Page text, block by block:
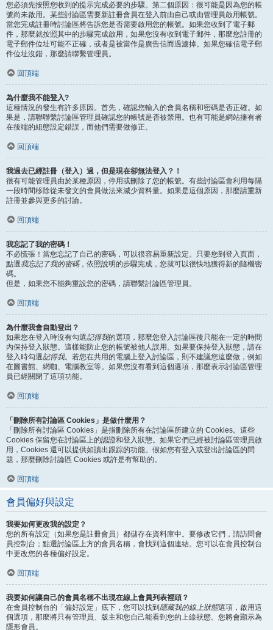
您必須先按照您收到的提示完成必要的步驟。第二個原因：很可能是因為您的帳
號尚未啟用。某些討論區需要新註冊會員在登入前由自己或由管理員啟用帳號。
當您完成註冊時討論區將告訴您是否需要啟用您的帳號。如果您收到了電子郵
件，那麼就按照其中的步驟完成啟用，如果您沒有收到電子郵件，那麼您註冊的
電子郵件位址可能不正確，或者是被當作是廣告信而過濾掉。如果您確信電子郵
件位址沒錯，那麼請聯繫管理員。
回頂端
為什麼我不能登入?
這種情況的發生有許多原因。首先，確認您輸入的會員名稱和密碼是否正確。如
果是，請聯聯繫討論區管理員確認您的帳號是否被禁用。也有可能是網站擁有者
在後端的組態設定錯誤，而他們需要做修正。
回頂端
我過去已經註冊（登入）過，但是現在卻無法登入？！
很有可能管理員由於某種原因，停用或刪除了您的帳號。有些討論區會利用每隔
一段時間移除從未發文的會員做法來減少資料量。如果是這個原因，那麼請重新
註冊並參與更多的討論。
回頂端
我忘記了我的密碼！
不必慌張！當您忘記了自己的密碼，可以很容易重新設定。只要您到登入頁面，
點選我忘記了我的密碼，依照說明的步驟完成，您就可以很快地獲得新的隨機密
碼。
但是，如果您不能夠重設您的密碼，請聯繫討論區管理員。
回頂端
為什麼我會自動登出？
如果您在登入時沒有勾選記得我的選項，那麼您登入討論區後只能在一定的時間
內保持登入狀態。這樣能防止您的帳號被他人誤用。如果要保持登入狀態，請在
登入時勾選記得我。若您在共用的電腦上登入討論區，則不建議您這麼做，例如
在圖書館、網咖、電腦教室等。如果您沒有看到這個選項，那麼表示討論區管理
員已經關閉了這項功能。
回頂端
「刪除所有討論區 Cookies」是做什麼用？
「刪除所有討論區 Cookies」是指刪除所有在討論區所建立的 Cookies。這些
Cookies 保留您在討論區上的認證和登入狀態。如果它們已經被討論區管理員啟
用，Cookies 還可以提供如讀出跟踪的功能。假如您有登入或登出討論區的問
題，那麼刪除討論區 Cookies 或許是有幫助的。
回頂端
會員偏好與設定
我要如何更改我的設定？
您的所有設定（如果您是註冊會員）都儲存在資料庫中。要修改它們，請訪問會
員控制台；點選討論區上方的會員名稱，會找到這個連結。您可以在會員控制台
中更改您的各種偏好設定。
回頂端
我要如何讓自己的會員名稱不出現在線上會員列表裡頭？
在會員控制台的「偏好設定」底下，您可以找到 隱藏我的線上狀態選項，啟用這
個選項，那麼將只有管理員、版主和您自己能看到您的上線狀態。您將會顯示為
隱形會員。